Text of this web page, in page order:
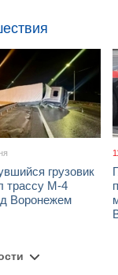
грузовик
трассу М-4
Воронежем